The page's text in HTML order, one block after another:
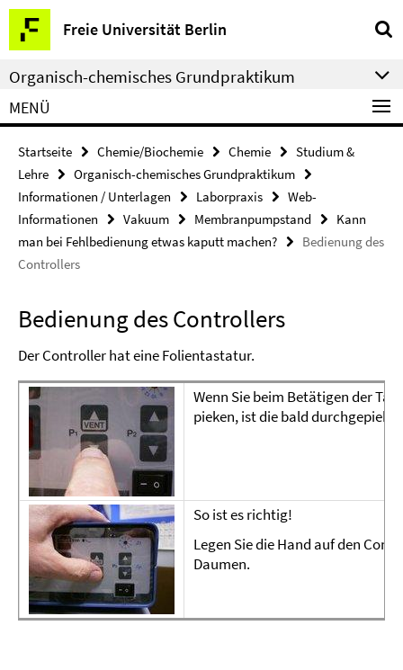
Springe
direkt
zu
Inhalt
Freie Universität Berlin
Service-
Navigation
Organisch-chemisches Grundpraktikum
MENÜ
Startseite Chemie/Biochemie Chemie
Studium &
Lehre
Organisch-chemisches Grundpraktikum
Informationen / Unterlagen
Laborpraxis
Web-
Informationen
Vakuum Membranpumpstand
Kann
man bei Fehlbedienung etwas kaputt machen?
Bedienung des
Controllers
Bedienung des Controllers
Der Controller hat eine Folientastatur.
Wenn Sie beim Betätigen der
pieken, ist die bald durchgepiekt
So ist es richtig!
Legen Sie die Hand auf den
Daumen.